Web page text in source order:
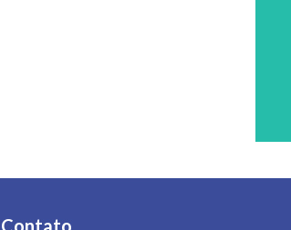
Contato
contato@linkcarreira.com.br